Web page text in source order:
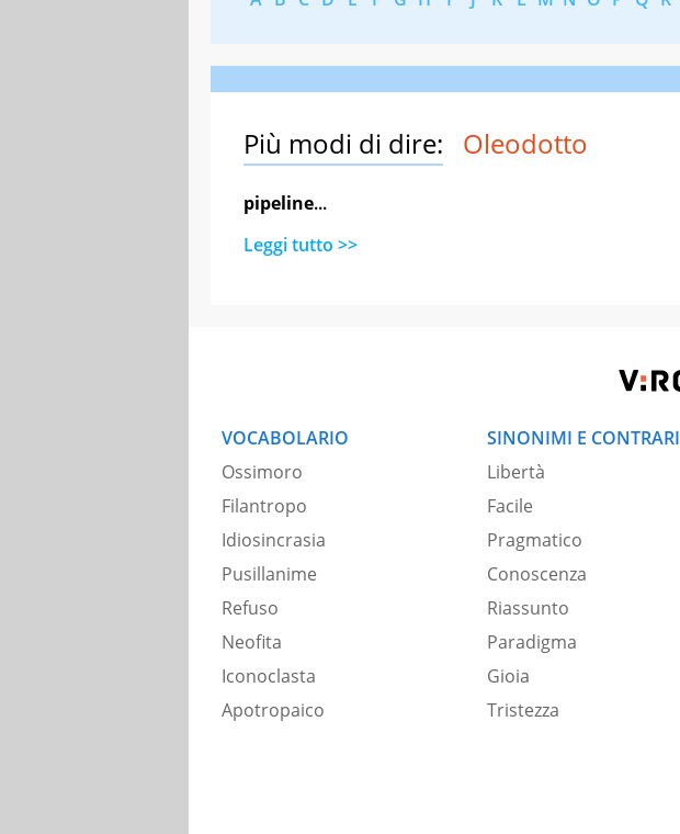
Più modi di dire: Oleodotto
pipeline...
Leggi tutto >>
VOCABOLARIO
Ossimoro
Filantropo
Idiosincrasia
Pusillanime
Refuso
Neofita
Iconoclasta
Apotropaico
SINONIMI E CONTRARI
Libertà
Facile
Pragmatico
Conoscenza
Riassunto
Paradigma
Gioia
Tristezza